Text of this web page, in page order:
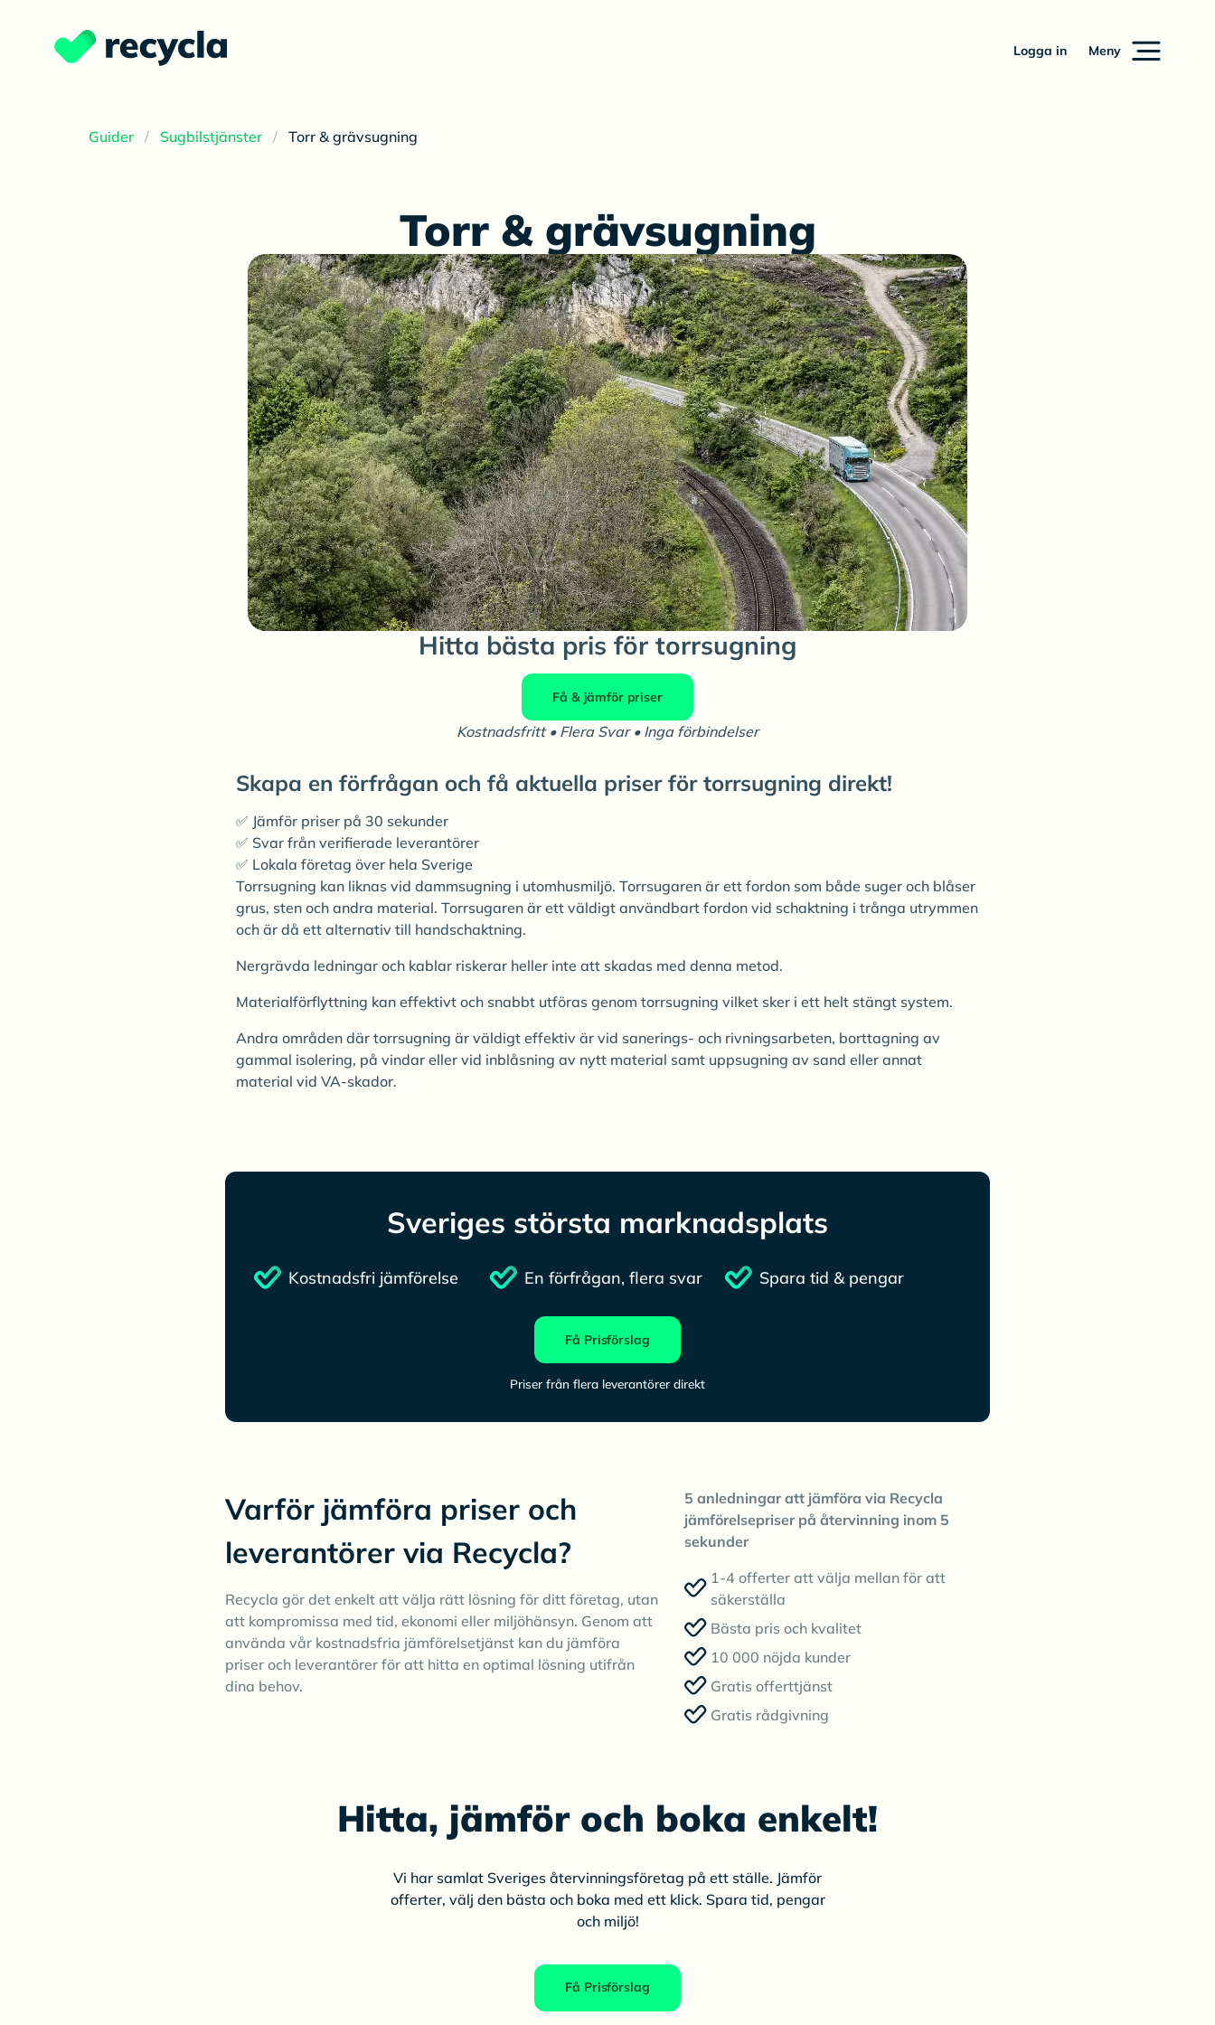
Logga in Meny
Guider Sugbilstjänster Torr & grävsugning
Torr & grävsugning
Hitta bästa pris för torrsugning
Få & jämför priser
Kostnadsfritt • Flera Svar • Inga förbindelser
Skapa en förfrågan och få aktuella priser för torrsugning direkt!
✅ Jämför priser på 30 sekunder
✅ Svar från verifierade leverantörer
✅ Lokala företag över hela Sverige
Torrsugning kan liknas vid dammsugning i utomhusmiljö. Torrsugaren är ett fordon som både suger och blåser
grus, sten och andra material. Torrsugaren är ett väldigt användbart fordon vid schaktning i trånga utrymmen
och är då ett alternativ till handschaktning.
Nergrävda ledningar och kablar riskerar heller inte att skadas med denna metod.
Materialförflyttning kan effektivt och snabbt utföras genom torrsugning vilket sker i ett helt stängt system.
Andra områden där torrsugning är väldigt effektiv är vid sanerings- och rivningsarbeten, borttagning av
gammal isolering, på vindar eller vid inblåsning av nytt material samt uppsugning av sand eller annat
material vid VA-skador.
Sveriges största marknadsplats
Kostnadsfri jämförelse En förfrågan, flera svar Spara tid & pengar
Få Prisförslag
Priser från flera leverantörer direkt
Varför jämföra priser och
leverantörer via Recycla?
Recycla gör det enkelt att välja rätt lösning för ditt företag, utan
att kompromissa med tid, ekonomi eller miljöhänsyn. Genom att
använda vår kostnadsfria jämförelsetjänst kan du jämföra
priser och leverantörer för att hitta en optimal lösning utifrån
dina behov.
5 anledningar att jämföra via Recycla
jämförelsepriser på återvinning inom 5
sekunder
1-4 offerter att välja mellan för att
säkerställa
Bästa pris och kvalitet
10 000 nöjda kunder
Gratis offerttjänst
Gratis rådgivning
Hitta, jämför och boka enkelt!
Vi har samlat Sveriges återvinningsföretag på ett ställe. Jämför
offerter, välj den bästa och boka med ett klick. Spara tid, pengar
och miljö!
Få Prisförslag